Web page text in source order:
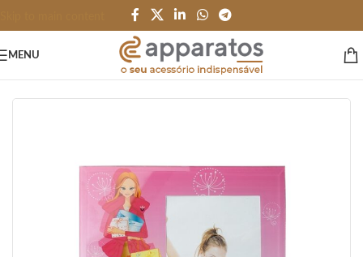
MENU
ESCRITÓRIO e PAPELARIA